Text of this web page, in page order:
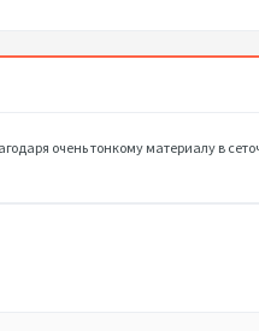
очень тонкому материалу в